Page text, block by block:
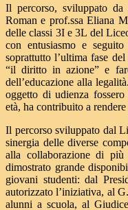
Il percorso, sviluppato
Roman e prof.ssa Eliana
delle classi 3I e 3L del
con entusiasmo e
soprattutto l’ultima fase
“il diritto in azione” e
dell’educazione alla
oggetto di udienza
età, ha contribuito a
Il percorso sviluppato dal
sinergia delle diverse
alla collaborazione di più
dimostrato grande
giovani studenti: dal
autorizzato l’iniziativa, al
alunni a scuola, al